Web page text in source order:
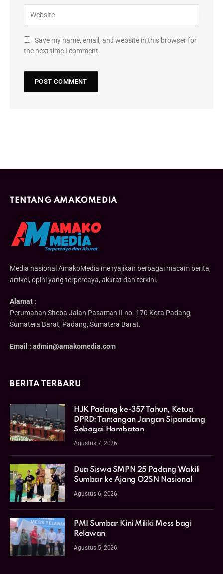
Save my name, email, and website in this browser for
the next time I comment.
TENTANG AMAKOMEDIA
Media nasional AmakoMedia menyajikan berbagai macam berita,
artikel, opini yang terpercaya, akurat dan terkini.
Alamat :
Perumahan Siteba Jalan Pasaman II no. 170 Kota Padang,
Sumatera Barat, Padang, Sumatera Barat.
Email : admin@amakomedia.com
BERITA TERBARU
HJK Padang ke-357 Tahun, Ketua
DPRD: Tantangan Jangan Sipandang
Sebagai Hambatan
Agustus 7, 2026
Dua Siswa SMPN 25 Padang Wakili
Sumbar ke Ajang O2SN Nasional
Agustus 6, 2026
PMI Sumbar Kini Miliki Mess bagi
Relawan
Agustus 5, 2026